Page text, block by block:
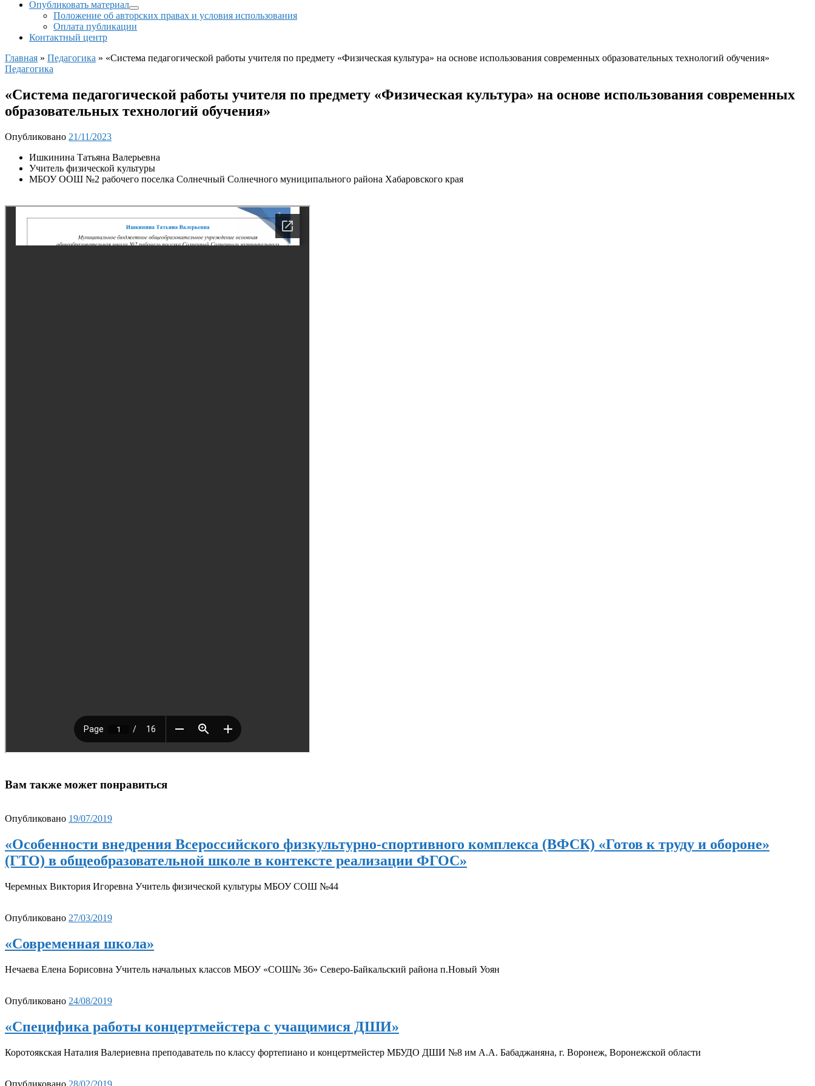
Опубликовать материал
Положение об авторских правах и условия использования
Оплата публикации
Контактный центр
Главная » Педагогика » «Система педагогической работы учителя по предмету «Физическая культура» на основе использования современных образовательных технологий обучения»
Педагогика
«Система педагогической работы учителя по предмету «Физическая культура» на основе использования современных
образовательных технологий обучения»
Опубликовано 21/11/2023
Ишкинина Татьяна Валерьевна
Учитель физической культуры
МБОУ ООШ №2 рабочего поселка Солнечный Солнечного муниципального района Хабаровского края
Вам также может понравиться
Опубликовано 19/07/2019
«Особенности внедрения Всероссийского физкультурно-спортивного комплекса (ВФСК) «Готов к труду и обороне»
(ГТО) в общеобразовательной школе в контексте реализации ФГОС»
Черемных Виктория Игоревна Учитель физической культуры МБОУ СОШ №44
Опубликовано 27/03/2019
«Современная школа»
Нечаева Елена Борисовна Учитель начальных классов МБОУ «СОШ№ 36» Северо-Байкальский района п.Новый Уоян
Опубликовано 24/08/2019
«Специфика работы концертмейстера с учащимися ДШИ»
Коротоякская Наталия Валериевна преподаватель по классу фортепиано и концертмейстер МБУДО ДШИ №8 им А.А. Бабаджаняна, г. Воронеж, Воронежской области
Опубликовано 28/02/2019